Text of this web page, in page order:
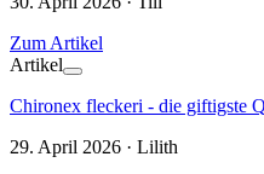
Zum Artikel
Artikel
Chironex fleckeri - die giftigste
29. April 2026 · Lilith